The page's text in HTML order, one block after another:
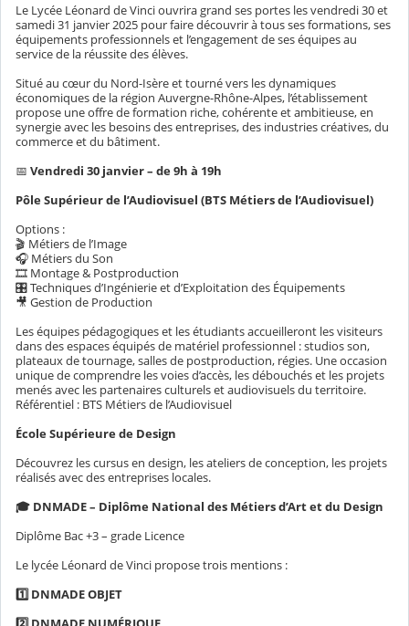
Le Lycée Léonard de Vinci ouvrira grand ses portes les vendredi 30 et
samedi 31 janvier 2025 pour faire découvrir à tous ses formations, ses
équipements professionnels et l’engagement de ses équipes au
service de la réussite des élèves.
Situé au cœur du Nord-Isère et tourné vers les dynamiques
économiques de la région Auvergne-Rhône-Alpes, l’établissement
propose une offre de formation riche, cohérente et ambitieuse, en
synergie avec les besoins des entreprises, des industries créatives, du
commerce et du bâtiment.
📅 Vendredi 30 janvier – de 9h à 19h
Pôle Supérieur de l’Audiovisuel (BTS Métiers de l’Audiovisuel)
Options :
🎬 Métiers de l’Image
🎧 Métiers du Son
🎞 Montage & Postproduction
🎛 Techniques d’Ingénierie et d’Exploitation des Équipements
🎥 Gestion de Production
Les équipes pédagogiques et les étudiants accueilleront les visiteurs
dans des espaces équipés de matériel professionnel : studios son,
plateaux de tournage, salles de postproduction, régies. Une occasion
unique de comprendre les voies d’accès, les débouchés et les projets
menés avec les partenaires culturels et audiovisuels du territoire.
Référentiel : BTS Métiers de l’Audiovisuel
École Supérieure de Design
Découvrez les cursus en design, les ateliers de conception, les projets
réalisés avec des entreprises locales.
🎓 DNMADE – Diplôme National des Métiers d’Art et du Design
Diplôme Bac +3 – grade Licence
Le lycée Léonard de Vinci propose trois mentions :
1️⃣ DNMADE OBJET